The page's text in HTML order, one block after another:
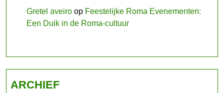
Gretel aveiro op Feestelijke Roma Evenementen:
Een Duik in de Roma-cultuur
ARCHIEF